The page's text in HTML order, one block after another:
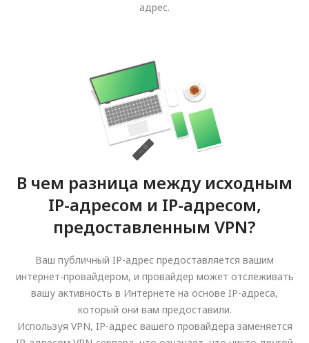
адрес.
В чем разница между исходным
IP-адресом и IP-адресом,
предоставленным VPN?
Ваш публичный IP-адрес предоставляется вашим
интернет-провайдером, и провайдер может отслеживать
вашу активность в Интернете на основе IP-адреса,
который они вам предоставили.
Используя VPN, IP-адрес вашего провайдера заменяется